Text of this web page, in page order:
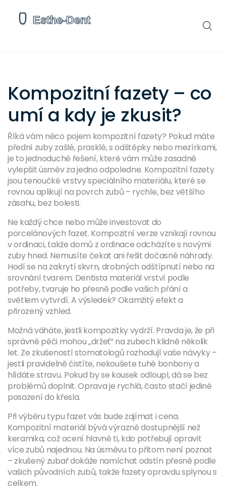
Kompozitní fazety – co
umí a kdy je zkusit?
Říká vám něco pojem kompozitní fazety? Pokud máte
přední zuby zašlé, prasklé, s odštěpky nebo mezírkami,
je to jednoduché řešení, které vám může zasadně
vylepšit úsměv za jedno odpoledne. Kompozitní fazety
jsou tenoučké vrstvy speciálního materiálu, které se
rovnou aplikují na povrch zubů – rychle, bez většího
zásahu, bez bolesti.
Ne každý chce nebo může investovat do
porcelánových fazet. Kompozitní verze vznikají rovnou
v ordinaci, takže domů z ordinace odcházíte s novými
zuby hned. Nemusíte čekat ani řešit dočasné náhrady.
Hodí se na zakrytí skvrn, drobných odštípnutí nebo na
srovnání tvarem. Dentista materiál vrství podle
potřeby, tvaruje ho přesně podle vašich přání a
světlem vytvrdí. A výsledek? Okamžitý efekt a
přirozený vzhled.
Možná váháte, jestli kompozitky vydrží. Pravda je, že při
správné péči mohou „držeť“ na zubech klidně několik
let. Ze zkušeností stomatologů rozhodují vaše návyky –
jestli pravidelně čistíte, nekoušete tuhé bonbony a
hlídáte stravu. Pokud by se kousek odloupl, dá se bez
problémů doplnit. Oprava je rychlá, často stačí jediné
posazení do křesla.
Při výběru typu fazet vás bude zajímat i cena.
Kompozitní materiál bývá výrazně dostupnější než
keramika, což ocení hlavně ti, kdo potřebují opravit
více zubů najednou. Na úsměvu to přitom není poznat
– zkušený zubař dokáže namíchat odstín přesně podle
vašich původních zubů, takže fazety opravdu splynou s
celkem.